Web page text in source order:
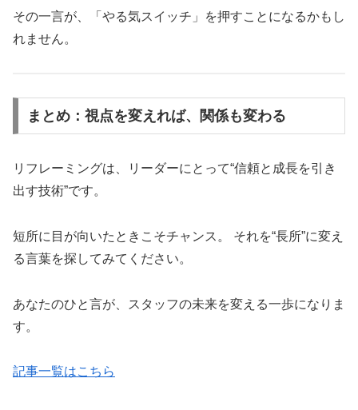
その一言が、「やる気スイッチ」を押すことになるかもし
れません。
まとめ：視点を変えれば、関係も変わる
リフレーミングは、リーダーにとって“信頼と成長を引き
出す技術”です。
短所に目が向いたときこそチャンス。 それを“長所”に変え
る言葉を探してみてください。
あなたのひと言が、スタッフの未来を変える一歩になりま
す。
記事一覧はこちら